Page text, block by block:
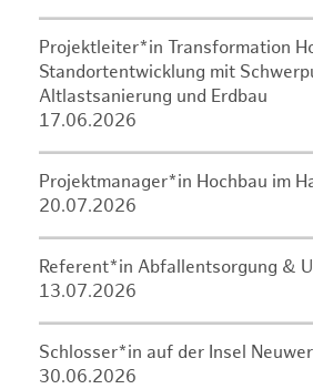
Projektleiter*in Transformation
Standortentwicklung mit
Altlastsanierung und Erdbau
17.06.2026
Projektmanager*in Hochbau im
20.07.2026
Referent*in Abfallentsorgung &
13.07.2026
Schlosser*in auf der Insel
30.06.2026